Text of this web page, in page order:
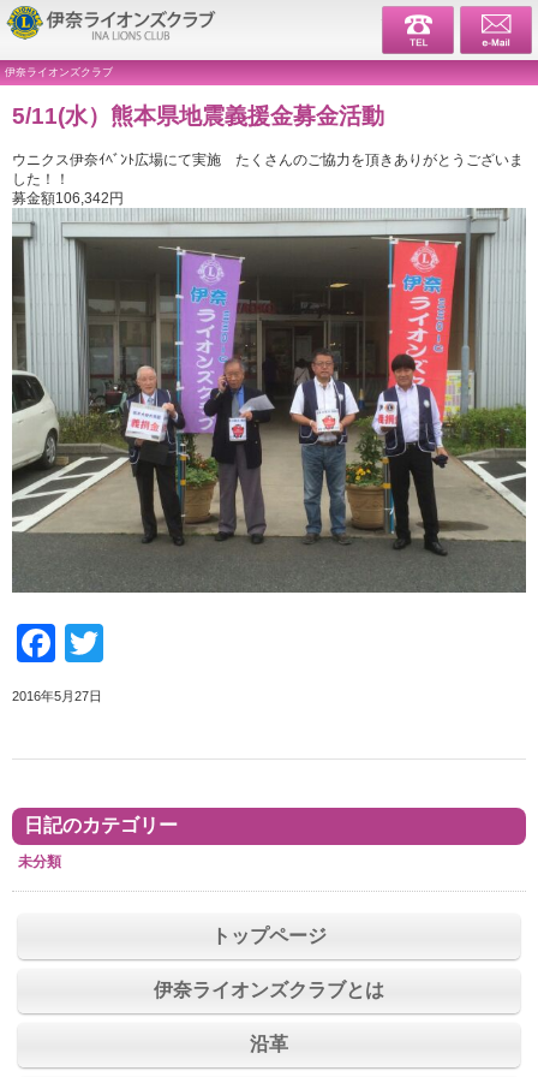
伊奈ライ
伊奈ライオンズクラブ
5/11(水）熊本県地震義援金募金活動
ウニクス伊奈ｲﾍﾞﾝﾄ広場にて実施 たくさんのご協力を頂きありがとうございま
した！！
募金額106,342円
Facebook
2016年5月27日
日記のカテゴリー
未分類
トップページ
伊奈ライオンズクラブとは
沿革